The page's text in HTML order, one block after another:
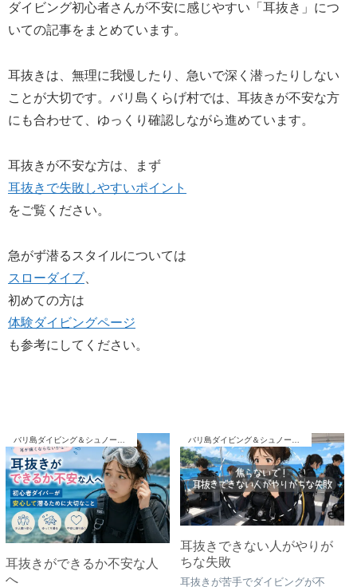
ダイビング初心者さんが不安に感じやすい「耳抜き」につ
いての記事をまとめています。
耳抜きは、無理に我慢したり、急いで深く潜ったりしない
ことが大切です。バリ島くらげ村では、耳抜きが不安な方
にも合わせて、ゆっくり確認しながら進めています。
耳抜きが不安な方は、まず
耳抜きで失敗しやすいポイント
をご覧ください。
急がず潜るスタイルについては
スローダイブ
初めての方は
体験ダイビングページ
も参考にしてください。
耳抜きができるか不安な人
へ
耳抜きできない人がやりが
ちな失敗
耳抜きが苦手でダイビングが不